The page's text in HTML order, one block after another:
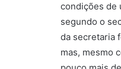
condições de
segundo o
da secretaria
mas, mesmo